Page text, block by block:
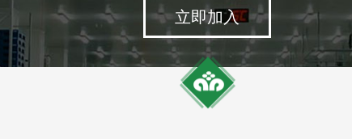
立即加入